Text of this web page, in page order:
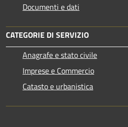
Documenti e dati
CATEGORIE DI SERVIZIO
Anagrafe e stato civile
Imprese e Commercio
Catasto e urbanistica